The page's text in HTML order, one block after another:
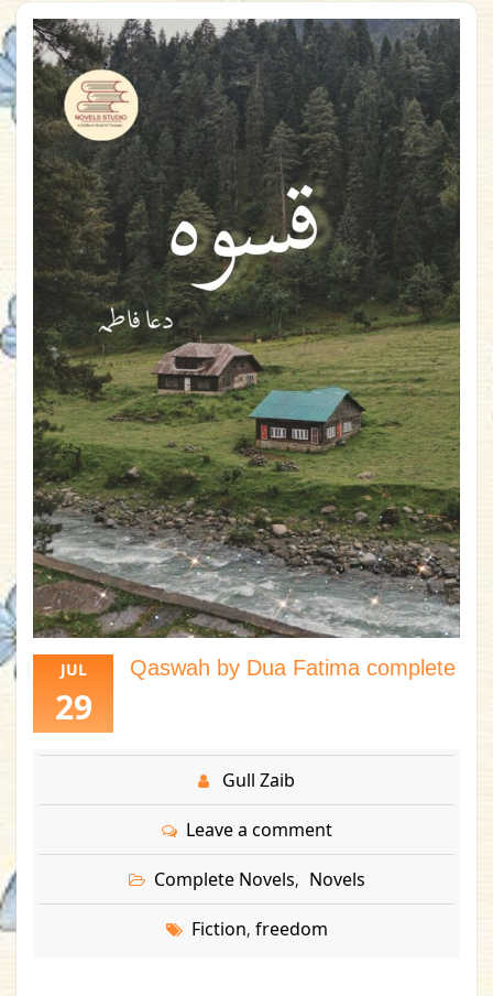
JUL
29
Qaswah by Dua Fatima complete
Gull Zaib
Leave a comment
Complete Novels, Novels
Fiction, freedom